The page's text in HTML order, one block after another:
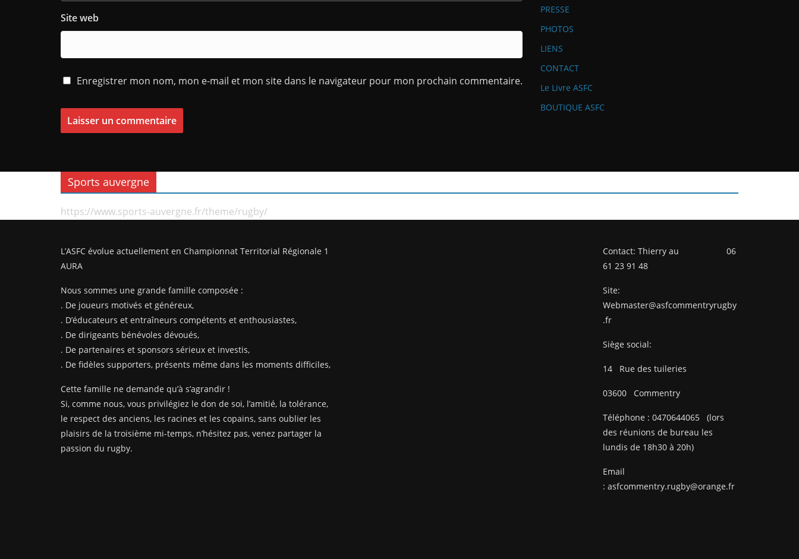
Site web
Enregistrer mon nom, mon e-mail et mon site dans le navigateur pour mon prochain commentaire.
PRESSE
PHOTOS
LIENS
CONTACT
Le Livre ASFC
BOUTIQUE ASFC
Sports auvergne
https://www.sports-auvergne.fr/theme/rugby/
L’ASFC évolue actuellement en Championnat Territorial Régionale 1
AURA
Nous sommes une grande famille composée :
. De joueurs motivés et généreux,
. D’éducateurs et entraîneurs compétents et enthousiastes,
. De dirigeants bénévoles dévoués,
. De partenaires et sponsors sérieux et investis,
. De fidèles supporters, présents même dans les moments difficiles,
Cette famille ne demande qu’à s’agrandir !
Si, comme nous, vous privilégiez le don de soi, l’amitié, la tolérance,
le respect des anciens, les racines et les copains, sans oublier les
plaisirs de la troisième mi-temps, n’hésitez pas, venez partager la
passion du rugby.
Contact: Thierry au 06
61 23 91 48
Site:
Webmaster@asfcommentryrugby
.fr
Siège social:
14 Rue des tuileries
03600 Commentry
Téléphone : 0470644065
(lors
des réunions de bureau les
lundis de 18h30 à 20h)
Email
: asfcommentry.rugby@orange.fr